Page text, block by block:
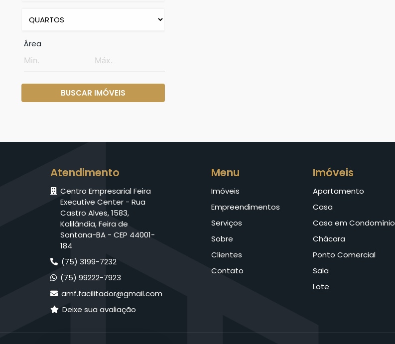
Área
BUSCAR IMÓVEIS
Atendimento
Centro Empresarial Feira
Executive Center - Rua
Castro Alves, 1583,
Kalilândia, Feira de
Santana-BA - CEP 44001-
184
(75) 3199-7232
(75) 99222-7923
amf.facilitador@gmail.com
Deixe sua avaliação
Menu
Imóveis
Empreendimentos
Serviços
Sobre
Clientes
Contato
Imóveis
Apartamento
Casa
Casa em Condomínio
Chácara
Ponto Comercial
Sala
Lote